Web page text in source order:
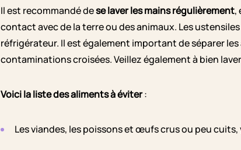
Il est recommandé dese laver les mains régulièrement,
contact avec de la terre ou des animaux. Les
réfrigérateur. Il est également important de séparer
contaminations croisées. Veillez également à bien
Voici la liste des aliments à éviter:
Les viandes, les poissons et œufs crus ou peu